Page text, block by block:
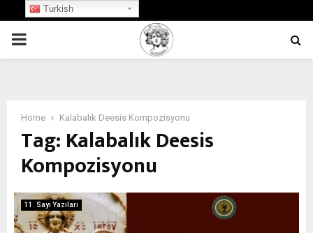
PRIMARY
Home Kalabalık Deesis Kompozisyonu
Tag: Kalabalık Deesis
Kompozisyonu
11. Sayı Yazıları
Turkish